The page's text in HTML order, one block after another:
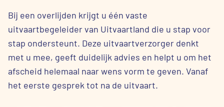
Bij een overlijden krijgt u één vaste
uitvaartbegeleider van Uitvaartland die u stap voor
stap ondersteunt. Deze uitvaartverzorger denkt
met u mee, geeft duidelijk advies en helpt u om het
afscheid helemaal naar wens vorm te geven. Vanaf
het eerste gesprek tot na de uitvaart.